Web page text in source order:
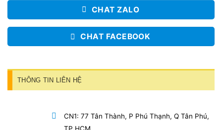
CHAT ZALO
CHAT FACEBOOK
THÔNG TIN LIÊN HỆ
CN1: 77 Tân Thành, P Phú Thạnh, Q Tân Phú,